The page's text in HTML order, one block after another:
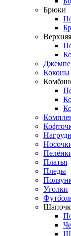
Брюки
Коконы
Платья
Пледы
Уголки